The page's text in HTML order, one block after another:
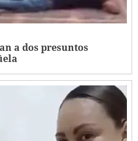
a dos presuntos